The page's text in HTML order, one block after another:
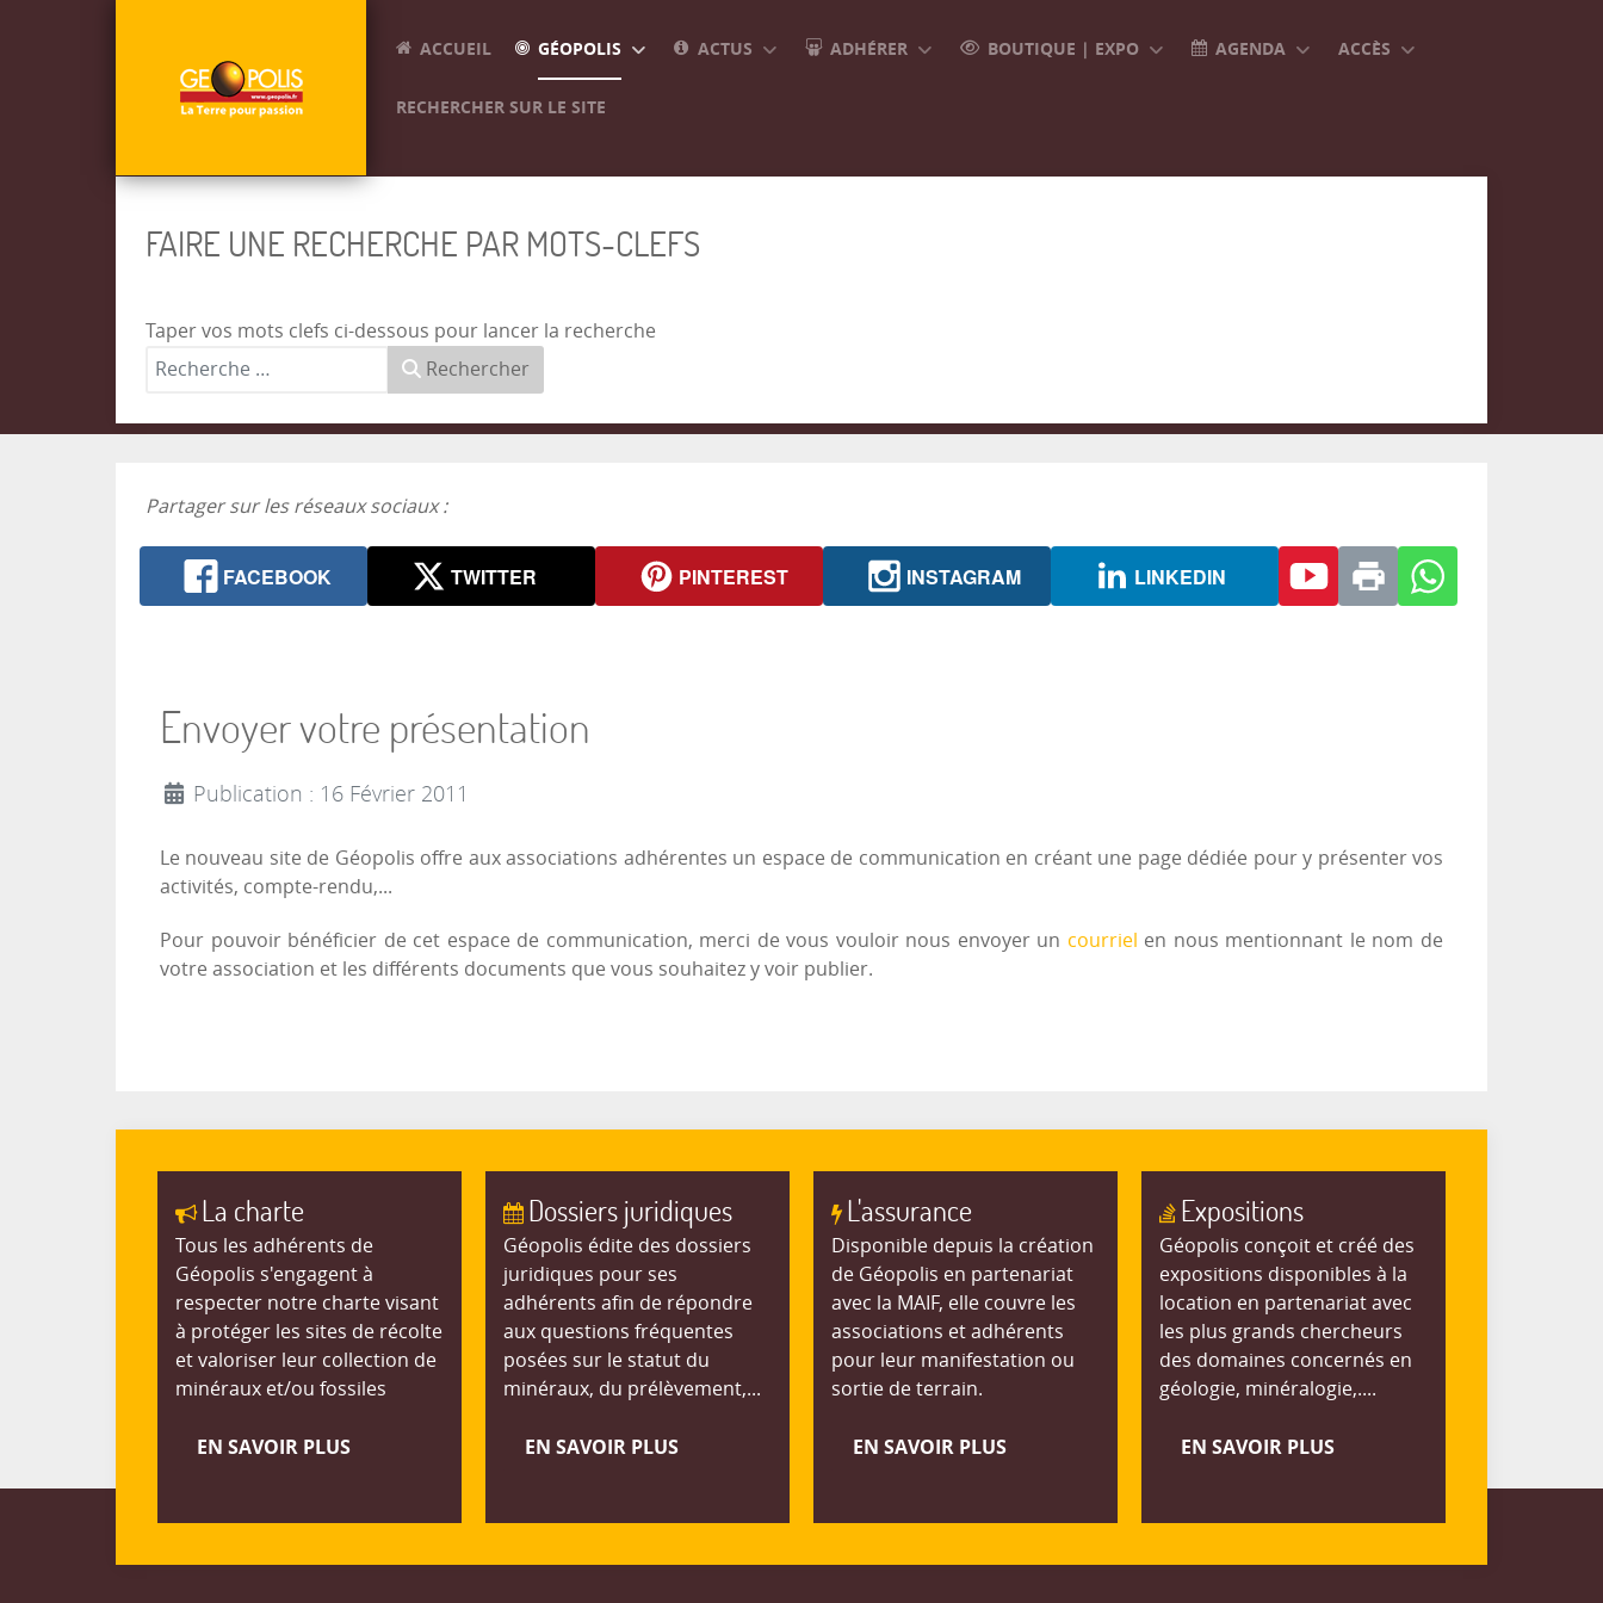
ACCUEIL GÉOPOLIS ACTUS ADHÉRER BOUTIQUE | EXPO AGENDA ACCÈS
RECHERCHER SUR LE SITE
FAIRE UNE RECHERCHE PAR MOTS-CLEFS
Taper vos mots clefs ci-dessous pour lancer la recherche
Rechercher
Partager sur les réseaux sociaux :
FACEBOOK TWITTER PINTEREST INSTAGRAM LINKEDIN
Envoyer votre présentation
Publication : 16 Février 2011
Le nouveau site de Géopolis offre aux associations adhérentes un espace de communication en créant une page dédiée pour y présenter vos
activités, compte-rendu,...
Pour pouvoir bénéficier de cet espace de communication, merci de vous vouloir nous envoyer un courriel en nous mentionnant le nom de
votre association et les différents documents que vous souhaitez y voir publier.
La charte
Tous les adhérents de
Géopolis s'engagent à
respecter notre charte visant
à protéger les sites de récolte
et valoriser leur collection de
minéraux et/ou fossiles
EN SAVOIR PLUS
Dossiers juridiques
Géopolis édite des dossiers
juridiques pour ses
adhérents afin de répondre
aux questions fréquentes
posées sur le statut du
minéraux, du prélèvement,...
EN SAVOIR PLUS
L'assurance
Disponible depuis la création
de Géopolis en partenariat
avec la MAIF, elle couvre les
associations et adhérents
pour leur manifestation ou
sortie de terrain.
EN SAVOIR PLUS
Expositions
Géopolis conçoit et créé des
expositions disponibles à la
location en partenariat avec
les plus grands chercheurs
des domaines concernés en
géologie, minéralogie,....
EN SAVOIR PLUS